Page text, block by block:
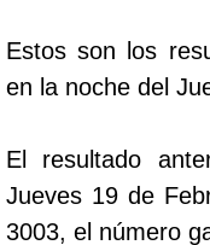
Estos son los
en la noche del
El resultado
Jueves 19 de
3003, el número